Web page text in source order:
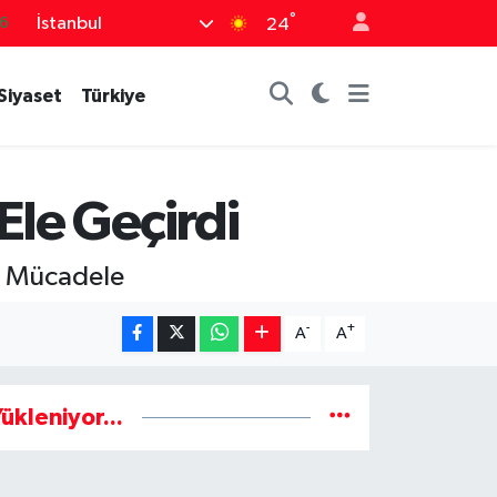
İstanbul 24°
Türkiye
Geçirdi
Mücadele
A- A+